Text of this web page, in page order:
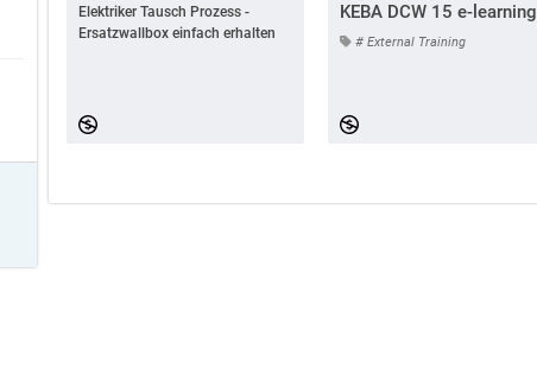
Elektriker Tausch Prozess -
Ersatzwallbox einfach erhalten
KEBA DCW 15 e-learning
# External Training